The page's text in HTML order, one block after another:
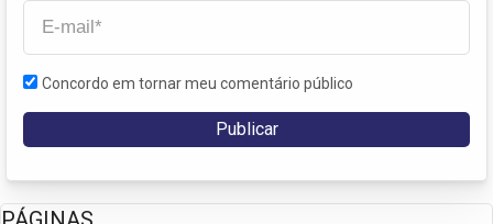
Concordo em tornar meu comentário público